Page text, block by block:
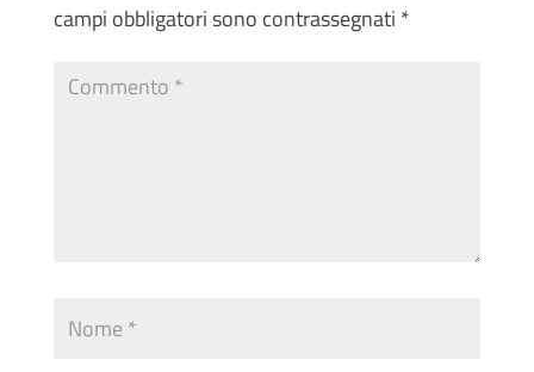
campi obbligatori sono contrassegnati *